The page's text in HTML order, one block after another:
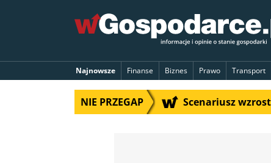
Najnowsze Finanse Biznes Prawo Transport
NIE PRZEGAP Scenariusz